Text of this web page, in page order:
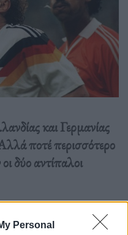
Personal
και Γερμανίας
ποτέ περισσότερο
δύο αντίπαλοι